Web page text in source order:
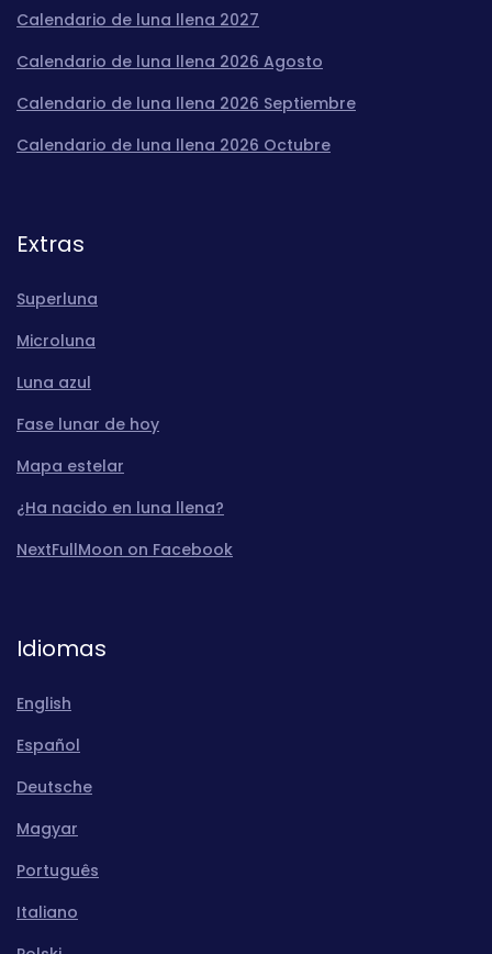
Calendario de luna llena 2027
Calendario de luna llena 2026 Agosto
Calendario de luna llena 2026 Septiembre
Calendario de luna llena 2026 Octubre
Extras
Superluna
Microluna
Luna azul
Fase lunar de hoy
Mapa estelar
¿Ha nacido en luna llena?
NextFullMoon on Facebook
Idiomas
English
Español
Deutsche
Magyar
Português
Italiano